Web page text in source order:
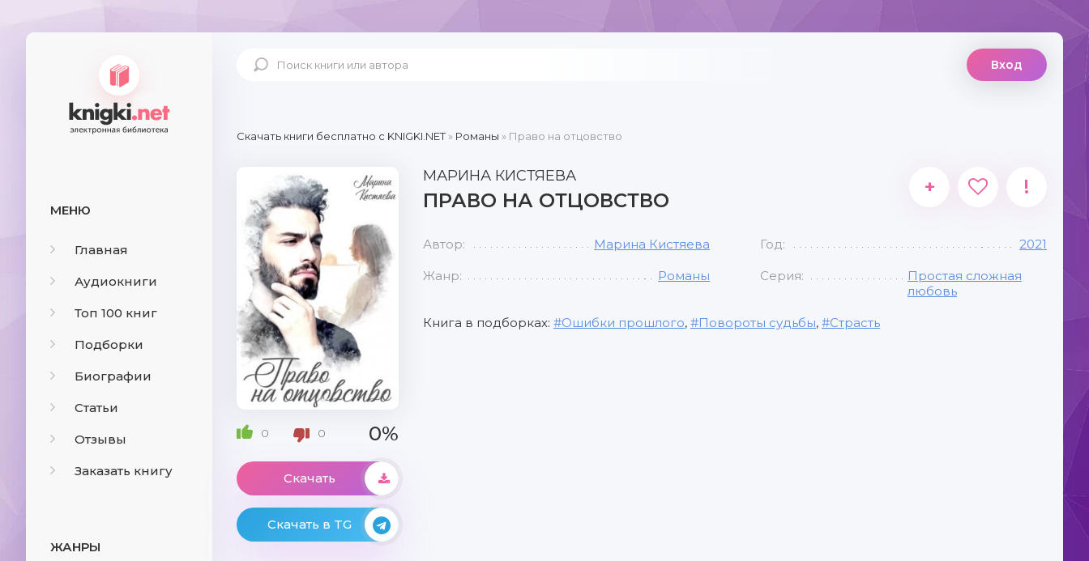
МЕНЮ
Главная
Аудиокниги
Топ 100 книг
Подборки
Биографии
Статьи
Отзывы
Заказать книгу
ЖАНРЫ
Вход
Скачать книги бесплатно c KNIGKI.NET» Романы » Право на отцовство
0 0 0%
Скачать
Скачать в TG
МАРИНА КИСТЯЕВА
ПРАВО НА ОТЦОВСТВО
+ !
Автор: Марина Кистяева Год: 2021
Жанр: Романы Серия:
Простая сложная
любовь
Книга в подборках: Ошибки прошлого, Повороты судьбы, Страсть